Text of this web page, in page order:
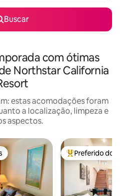
Buscar
com ótimas
Northstar California
estas acomodações foram
a localização, limpeza e
aspectos.
dos hóspedes Entre os
Preferido dos